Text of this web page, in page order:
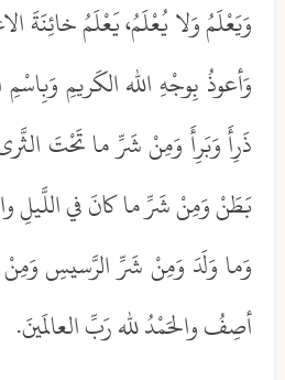
وَيَعْلَمُ وَلا يُعْلَمُ، يَعْلَمُ خائِنَةَ
وَأعوذُ بِوجْهِ الله الكَريمِ
ذَرِأَ وَبَرِأَ وَمِنْ شَرِّ ما تَحْتَ
بَطَنْ وَمِنْ شَرِّ ما كانَ في اللَّيلِ
وَما وَلَدَ وَمِنْ شَرِّ الرَّسيسِ
أصِفُ والحَمْدُ لله رَبِّ العالَمينَ.